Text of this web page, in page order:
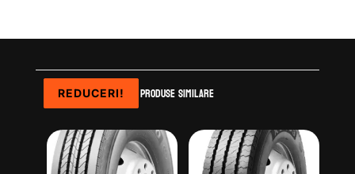
Produse similare
REDUCERI!
REDUCERI!
REDUCERI!
REDUCERI!